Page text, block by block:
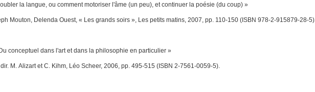
la langue, ou comment motoriser l'âme (un peu), et continuer la poésie (du coup) »
Mouton, Delenda Ouest , « Les grands soirs », Les petits matins , 2007, pp. 110-150 (ISBN 978-2-915879-28-5).
dans l'art et dans la philosophie en particulier »
, dir. M. Alizart et C. Kihm, Léo Scheer, 2006, pp. 495-515 (ISBN 2-7561-0059-5).